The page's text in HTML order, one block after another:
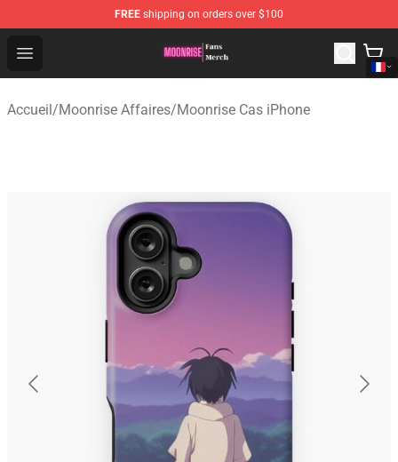
FREE shipping on orders over $100
Open menu
Moonrise Store - Official Moonrise Merchandise Shop
Accueil/Moonrise Affaires/Moonrise Cas iPhone